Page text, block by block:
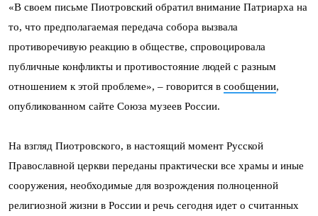
«В своем письме Пиотровский обратил внимание Патриарха на
то, что предполагаемая передача собора вызвала
противоречивую реакцию в обществе, спровоцировала
публичные конфликты и противостояние людей с разным
отношением к этой проблеме», – говорится в сообщении,
опубликованном сайте Союза музеев России.
На взгляд Пиотровского, в настоящий момент Русской
Православной церкви переданы практически все храмы и иные
сооружения, необходимые для возрождения полноценной
религиозной жизни в России и речь сегодня идет о считанных